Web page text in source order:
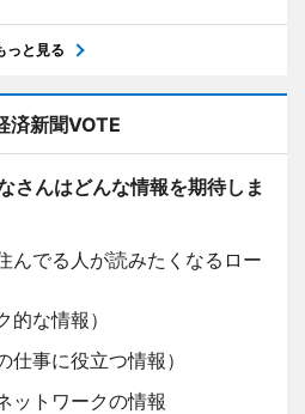
っと見る
済新聞VOTE
さんはどんな情報を期待しま
んでる人が読みたくなるロー
な情報）
仕事に役立つ情報）
ットワークの情報